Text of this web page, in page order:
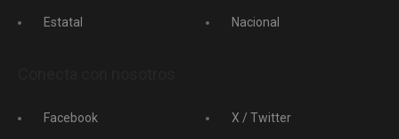
Estatal Nacional
Facebook X / Twitter